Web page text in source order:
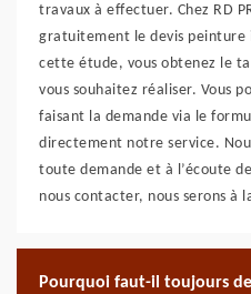
travaux à effectuer. Chez RD
gratuitement le devis peinture
cette étude, vous obtenez le
vous souhaitez réaliser. Vous
faisant la demande via le
directement notre service.
toute demande et à l’écoute
nous contacter, nous serons à
Pourquoi faut-il toujours